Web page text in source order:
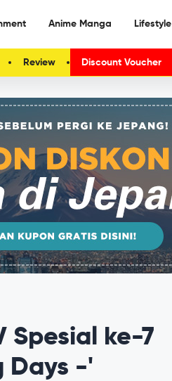
Anime Manga Lifestyle
Review Discount Voucher
Spesial ke-7
Days -'